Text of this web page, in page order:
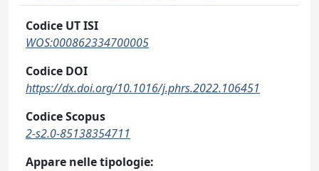
Codice UT ISI
WOS:000862334700005
Codice DOI
https://dx.doi.org/10.1016/j.phrs.2022.106451
Codice Scopus
2-s2.0-85138354711
Appare nelle tipologie: